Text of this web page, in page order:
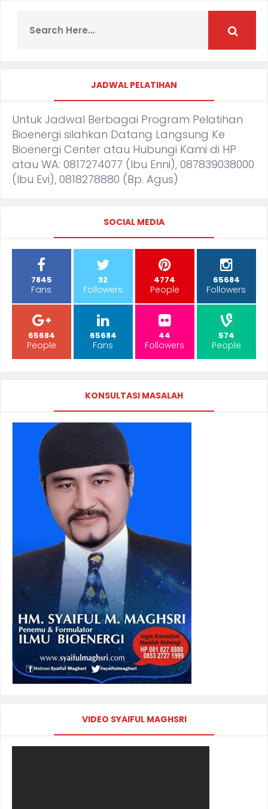
JADWAL PELATIHAN
Untuk Jadwal Berbagai Program Pelatihan
Bioenergi silahkan Datang Langsung Ke
Bioenergi Center atau Hubungi Kami di HP
atau WA: 0817274077 (Ibu Enni), 087839038000
(Ibu Evi), 0818278880 (Bp. Agus)
SOCIAL MEDIA
7845
Fans
32
Followers
4774
People
65684
Followers
65684
People
65684
Fans
44
Followers
574
People
KONSULTASI MASALAH
VIDEO SYAIFUL MAGHSRI